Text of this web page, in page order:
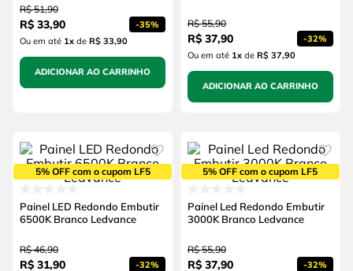
R$ 51,90
R$ 33,90 -35%
Ou em até 1xde R$ 33,90
ADICIONAR AO CARRINHO
R$ 55,90
R$ 37,90 -32%
Ou em até 1xde R$ 37,90
ADICIONAR AO CARRINHO
5% OFF com o cupom LF5
Painel LED Redondo Embutir
6500K Branco Ledvance
R$ 46,90
R$ 31,90 -32%
5% OFF com o cupom LF5
Painel Led Redondo Embutir
3000K Branco Ledvance
R$ 55,90
R$ 37,90 -32%